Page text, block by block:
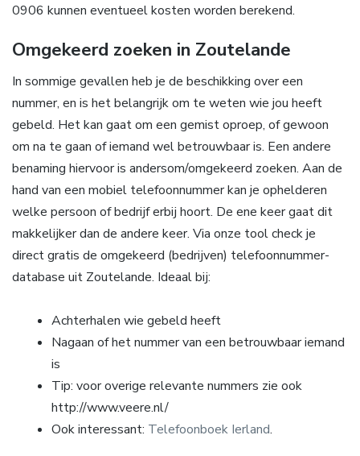
0906 kunnen eventueel kosten worden berekend.
Omgekeerd zoeken in Zoutelande
In sommige gevallen heb je de beschikking over een
nummer, en is het belangrijk om te weten wie jou heeft
gebeld. Het kan gaat om een gemist oproep, of gewoon
om na te gaan of iemand wel betrouwbaar is. Een andere
benaming hiervoor is andersom/omgekeerd zoeken. Aan de
hand van een mobiel telefoonnummer kan je ophelderen
welke persoon of bedrijf erbij hoort. De ene keer gaat dit
makkelijker dan de andere keer. Via onze tool check je
direct gratis de omgekeerd (bedrijven) telefoonnummer-
database uit Zoutelande. Ideaal bij:
Achterhalen wie gebeld heeft
Nagaan of het nummer van een betrouwbaar iemand
is
Tip: voor overige relevante nummers zie ook
http://www.veere.nl/
Ook interessant: Telefoonboek Ierland.